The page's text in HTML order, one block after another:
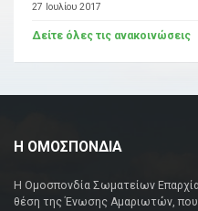
27 Ιουλίου 2017
Δείτε όλες τις ανακοινώσεις
Η ΟΜΟΣΠΟΝΔΙΑ
Η Ομοσπονδία Σωματείων
θέση της Ένωσης Αμαριωτών, που